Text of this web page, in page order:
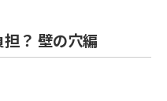
？ 壁の穴編